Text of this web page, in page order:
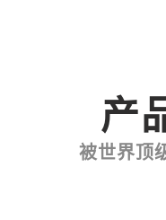
产
被世界顶